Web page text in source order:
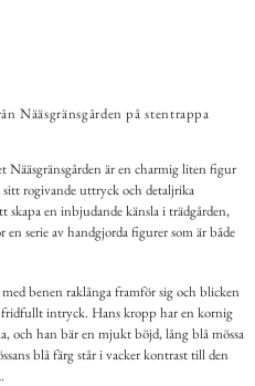
Nääsgränsgården på stentrappa
är en charmig liten figur
rogivande uttryck och detaljrika
en inbjudande känsla i trädgården,
serie av handgjorda figurer som är både
benen raklånga framför sig och blicken
intryck. Hans kropp har en kornig
och han bär en mjukt böjd, lång blå mössa
blå färg står i vacker kontrast till den